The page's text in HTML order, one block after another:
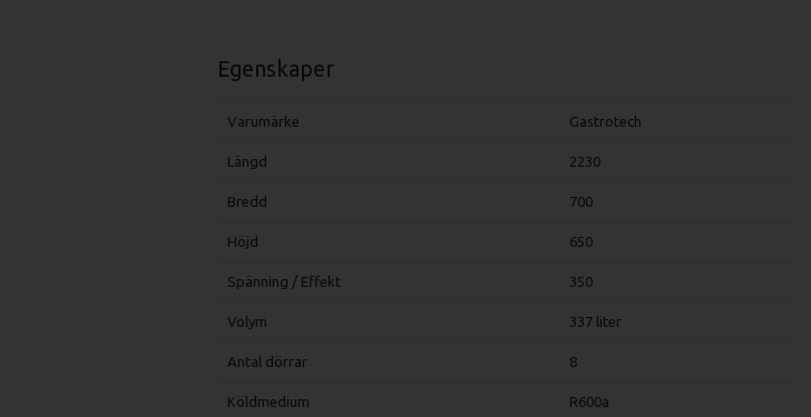
Egenskaper
Varumärke Gastrotech
Längd 2230
Bredd 700
Höjd 650
Spänning / Effekt 350
Volym 337 liter
Antal dörrar 8
Köldmedium R600a